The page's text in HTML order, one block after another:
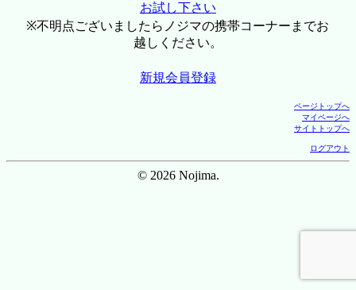
お試し下さい
※不明点ございましたらノジマの携帯コーナーまでお
越しください。
新規会員登録
ページトップへ
マイページへ
サイトトップへ
ログアウト
© 2026 Nojima.